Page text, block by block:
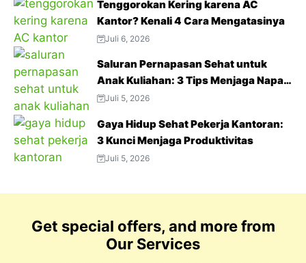
Tenggorokan Kering karena AC
Kantor? Kenali 4 Cara Mengatasinya
Juli 6, 2026
Saluran Pernapasan Sehat untuk
Anak Kuliahan: 3 Tips Menjaga Napas
Tetap Optimal di Tengah Aktivitas
Juli 5, 2026
Gaya Hidup Sehat Pekerja Kantoran:
3 Kunci Menjaga Produktivitas
Juli 5, 2026
Get special offers, and more from
Our Services